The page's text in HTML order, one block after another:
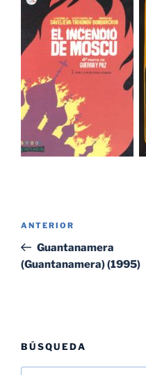
entradas
Entrada
anterior:
ANTERIOR
Guantanamera
(Guantanamera) (1995)
BÚSQUEDA